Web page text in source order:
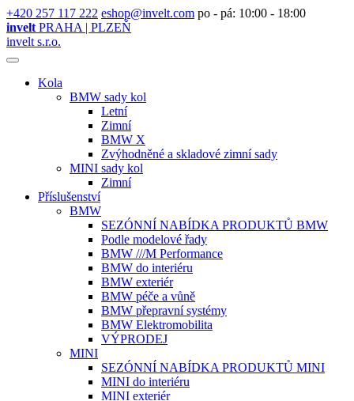
+420 257 117 222 eshop@invelt.com po - pá: 10:00 - 18:00
invelt PRAHA | PLZEŇ
invelt s.r.o.
Kola
BMW sady kol
Letní
Zimní
BMW X
Zvýhodněné a skladové zimní sady
MINI sady kol
Zimní
Příslušenství
BMW
SEZÓNNÍ NABÍDKA PRODUKTŮ BMW
Podle modelové řady
BMW ///M Performance
BMW do interiéru
BMW exteriér
BMW péče a vůně
BMW přepravní systémy
BMW Elektromobilita
VÝPRODEJ
MINI
SEZÓNNÍ NABÍDKA PRODUKTŮ MINI
MINI do interiéru
MINI exteriér